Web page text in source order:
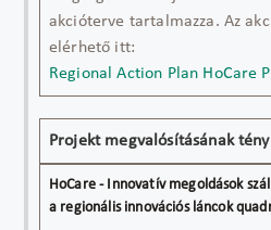
akcióterve tartalmazza. Az
elérhető itt:
Regional Action Plan HoCare
Projekt megvalósításának